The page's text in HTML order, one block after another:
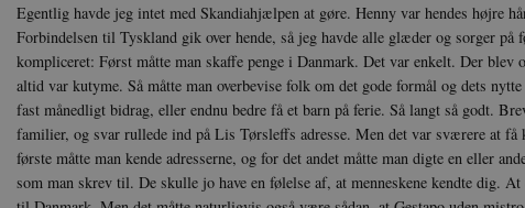
Egentlig havde jeg intet med Skandiahjælpen at gøre. Henny var hendes højre
Forbindelsen til Tyskland gik over hende, så jeg havde alle glæder og sorger på
kompliceret: Først måtte man skaffe penge i Danmark. Det var enkelt. Der blev
altid var kutyme. Så måtte man overbevise folk om det gode formål og dets
fast månedligt bidrag, eller endnu bedre få et barn på ferie. Så langt så godt.
familier, og svar rullede ind på Lis Tørsleffs adresse. Men det var sværere at
første måtte man kende adresserne, og for det andet måtte man digte en eller
som man skrev til. De skulle jo have en følelse af, at menneskene kendte dig.
CookieScriptConsent